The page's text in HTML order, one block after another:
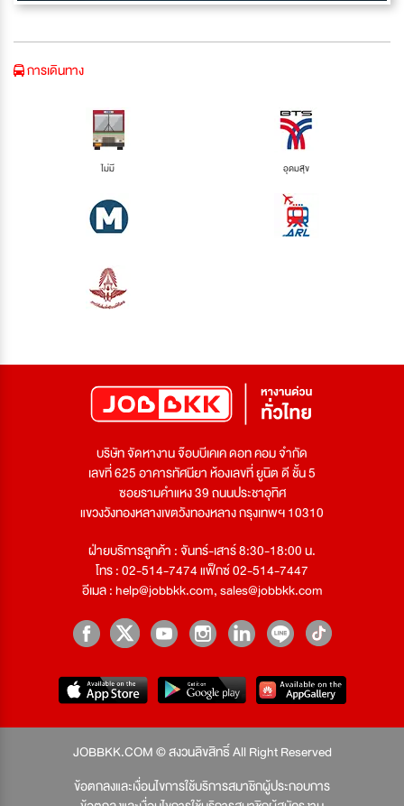
การเดินทาง
ไม่มี อุดมสุข
บริษัท จัดหางาน จ๊อบบีเคเค ดอท คอม จำกัด
เลขที่ 625 อาคารทัศนียา ห้องเลขที่ ยูนิต ดี ชั้น 5
ซอยรามคำแหง 39 ถนนประชาอุทิศ
แขวงวังทองหลางเขตวังทองหลาง กรุงเทพฯ 10310
ฝ่ายบริการลูกค้า : จันทร์-เสาร์ 8:30-18:00 น.
โทร : 02-514-7474 แฟ็กซ์ 02-514-7447
อีเมล :help@jobbkk.com,sales@jobbkk.com
JOBBKK.COM © สงวนลิขสิทธิ์ All Right Reserved
ข้อตกลงและเงื่อนไขการใช้บริการสมาชิกผู้ประกอบการ